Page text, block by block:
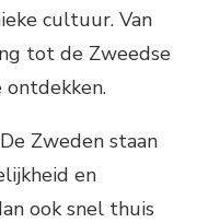
cultuur. Van
tot de Zweedse
ontdekken.
Zweden staan
en
ook snel thuis